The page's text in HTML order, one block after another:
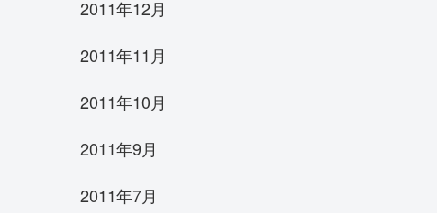
2011年12月
2011年11月
2011年10月
2011年9月
2011年7月